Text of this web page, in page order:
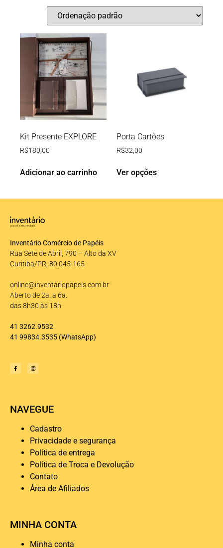
Kit Presente EXPLORE
R$180,00
Adicionar ao carrinho
Porta Cartões
R$32,00
Ver opções
Inventário Comércio de Papéis
Rua Sete de Abril, 790 – Alto da XV
Curitiba/PR, 80.045-165
online@inventariopapeis.com.br
Aberto de 2a. a 6a.
das 8h30 às 18h
41 3262.9532
41 99834.3535 (WhatsApp)
NAVEGUE
Cadastro
Privacidade e segurança
Política de entrega
Política de Troca e Devolução
Contato
Área de Afiliados
MINHA CONTA
Minha conta